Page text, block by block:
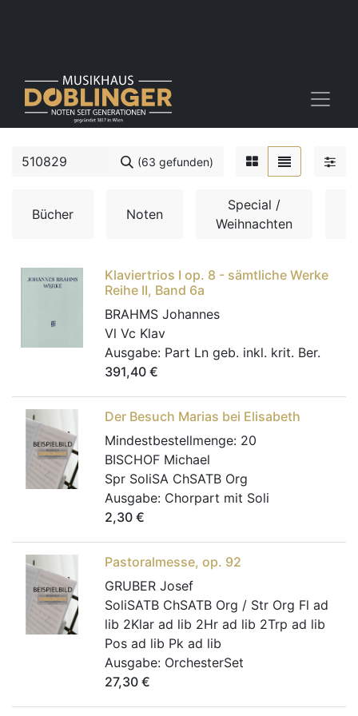
(63 gefunden)
Bücher Noten
Special /
Weihnachten
Klaviertrios I op. 8 - sämtliche Werke
Reihe II, Band 6a
BRAHMS Johannes
Vl Vc Klav
Ausgabe: Part Ln geb. inkl. krit. Ber.
391,40 €
Der Besuch Marias bei Elisabeth
Mindestbestellmenge: 20
BISCHOF Michael
Spr SoliSA ChSATB Org
Ausgabe: Chorpart mit Soli
2,30 €
Pastoralmesse, op. 92
GRUBER Josef
SoliSATB ChSATB Org / Str Org Fl ad
lib 2Klar ad lib 2Hr ad lib 2Trp ad lib
Pos ad lib Pk ad lib
Ausgabe: OrchesterSet
27,30 €